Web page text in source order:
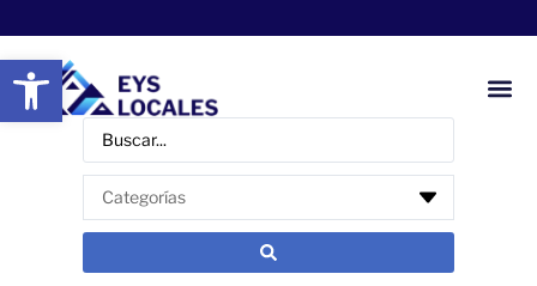
Abrir barra de herramientas